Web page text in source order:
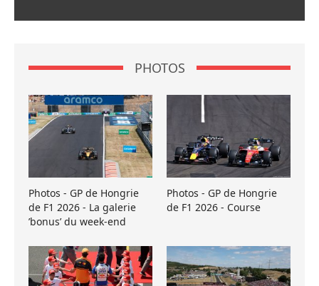
PHOTOS
Photos - GP de Hongrie
de F1 2026 - La galerie
’bonus’ du week-end
Photos - GP de Hongrie
de F1 2026 - Course